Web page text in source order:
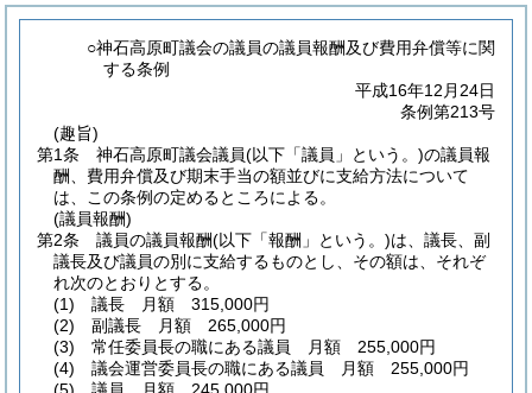
○神石高原町議会の議員の議員報酬及び費用弁償等に関
する条例
平成16年12月24日
条例第213号
(趣旨)
第1条
神石高原町議会議員(以下「議員」という。)の議員報
酬、費用弁償及び期末手当の額並びに支給方法について
は、この条例の定めるところによる。
(議員報酬)
第2条
議員の議員報酬(以下「報酬」という。)は、議長、副
議長及び議員の別に支給するものとし、その額は、それぞ
れ次のとおりとする。
(1)
議長 月額 315,000円
(2)
副議長 月額 265,000円
(3)
常任委員長の職にある議員 月額 255,000円
(4)
議会運営委員長の職にある議員 月額 255,000円